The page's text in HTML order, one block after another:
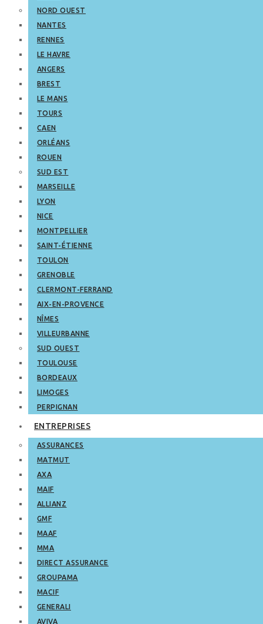
NORD OUEST
NANTES
RENNES
LE HAVRE
ANGERS
BREST
LE MANS
TOURS
CAEN
ORLÉANS
ROUEN
SUD EST
MARSEILLE
LYON
NICE
MONTPELLIER
SAINT-ÉTIENNE
TOULON
GRENOBLE
CLERMONT-FERRAND
AIX-EN-PROVENCE
NÎMES
VILLEURBANNE
SUD OUEST
TOULOUSE
BORDEAUX
LIMOGES
PERPIGNAN
ENTREPRISES
ASSURANCES
MATMUT
AXA
MAIF
ALLIANZ
GMF
MAAF
MMA
DIRECT ASSURANCE
GROUPAMA
MACIF
GENERALI
AVIVA